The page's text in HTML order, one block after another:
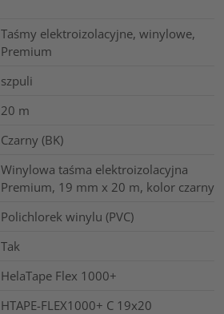
Taśmy elektroizolacyjne, winylowe,
Premium
szpuli
20 m
Czarny (BK)
Winylowa taśma elektroizolacyjna
Premium, 19 mm x 20 m, kolor czarny
Polichlorek winylu (PVC)
Tak
HelaTape Flex 1000+
HTAPE-FLEX1000+ C 19x20